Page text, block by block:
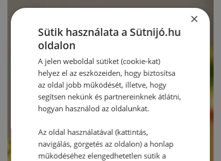
×
Sütik használata a Sütnijó.hu
oldalon
A jelen weboldal sütiket (cookie-kat)
helyez el az eszközeiden, hogy biztosítsa
az oldal jobb működését, illetve, hogy
segítsen nekünk és partnereinknek átlátni,
hogyan használod az oldalunkat.
Az oldal használatával (kattintás,
navigálás, görgetés az oldalon) a honlap
működéséhez elengedhetetlen sütik a